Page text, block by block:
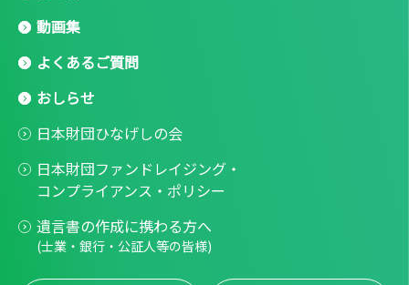
動画集
よくあるご質問
おしらせ
日本財団ひなげしの会
日本財団ファンドレイジング・
コンプライアンス・ポリシー
遺言書の作成に携わる方へ
(士業・銀行・公証人等の皆様)